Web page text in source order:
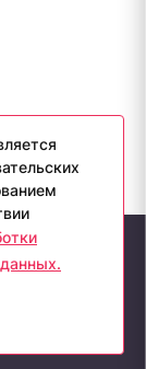
сайта,
только